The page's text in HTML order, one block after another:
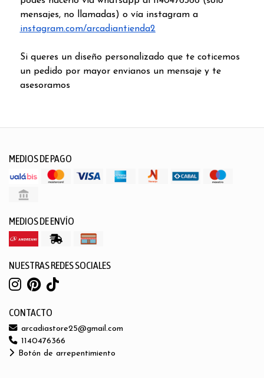
mensajes, no llamadas) o vía instagram a
instagram.com/arcadiantienda2
Si queres un diseño personalizado que te coticemos
un pedido por mayor envianos un mensaje y te
asesoramos
MEDIOS DE PAGO
MEDIOS DE ENVÍO
NUESTRAS REDES SOCIALES
CONTACTO
arcadiastore25@gmail.com
1140476366
Botón de arrepentimiento